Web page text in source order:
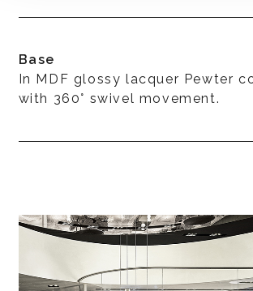
Base
In MDF glossy lacquer Pewter
with 360° swivel movement.